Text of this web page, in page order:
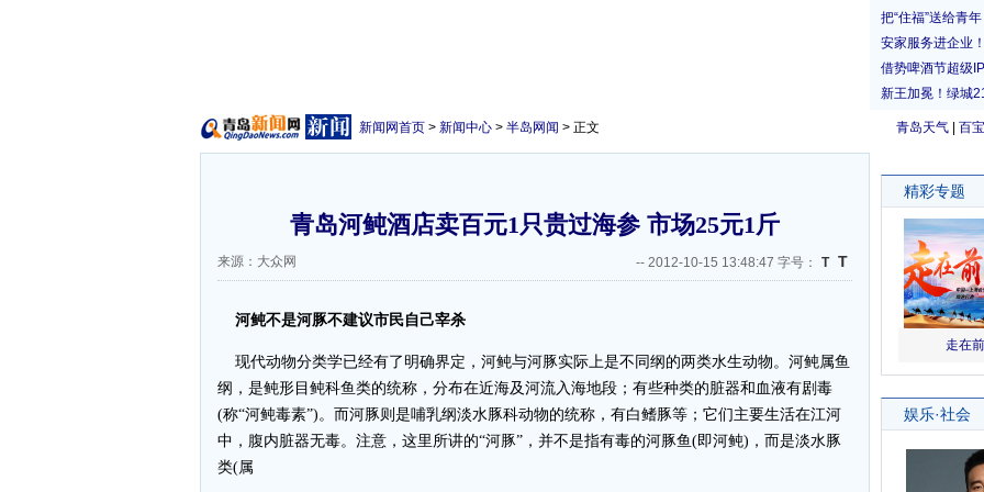
青岛天气 百
新闻网首页 > 新闻中心 > 半岛网闻 > 正文
青岛河鲀酒店卖百元1只贵过海参 市场25元1斤
来源：大众网 -- 2012-10-15 13:48:47 字号： T T
河鲀不是河豚不建议市民自己宰杀
现代动物分类学已经有了明确界定，河鲀与河豚实际上是不同纲的两类水生动物。河鲀属鱼
纲，是鲀形目鲀科鱼类的统称，分布在近海及河流入海地段；有些种类的脏器和血液有剧毒
(称“河鲀毒素”)。而河豚则是哺乳纲淡水豚科动物的统称，有白鳍豚等；它们主要生活在江河
中，腹内脏器无毒。注意，这里所讲的“河豚”，并不是指有毒的河豚鱼(即河鲀)，而是淡水豚
类(属